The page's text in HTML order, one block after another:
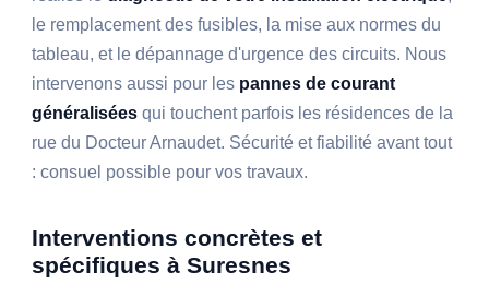
le remplacement des fusibles, la mise aux normes du
tableau, et le dépannage d'urgence des circuits. Nous
intervenons aussi pour les pannes de courant
généralisées qui touchent parfois les résidences de la
rue du Docteur Arnaudet. Sécurité et fiabilité avant tout
: consuel possible pour vos travaux.
Interventions concrètes et
spécifiques à Suresnes